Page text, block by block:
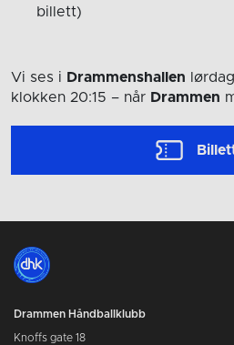
billett)
Vi ses i Drammenshallen
klokken 20:15 – når Drammen
Drammen Håndballklubb
Knoffs gate 18